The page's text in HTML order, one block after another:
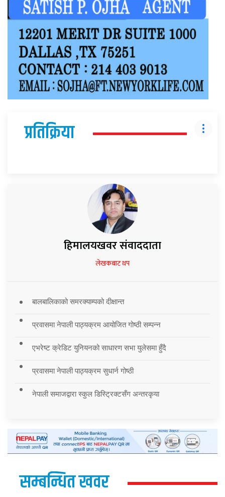
प्रतिक्रिया
हिमालयखवर संवाददाता
लेखकबाट थप
बालबालिकाको समरक्याम्पको दीक्षान्त
प्रवासमा नेपाली पाठ्यक्रम आयोजित गोष्ठी सम्पन्न
एभरेष्ट क्रेडिट युनियनको साधारण सभा युलेसमा हुँदै
प्रवासमा नेपाली पाठ्यक्रम सुधार्न गोष्ठी
नेपाली समाजद्वारा स्कुल डिस्ट्रिक्टसँग अन्तरकृया
सम्बन्धित खवर